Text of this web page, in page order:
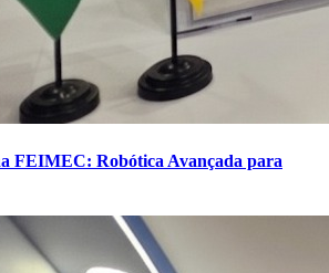
FEIMEC: Robótica Avançada para